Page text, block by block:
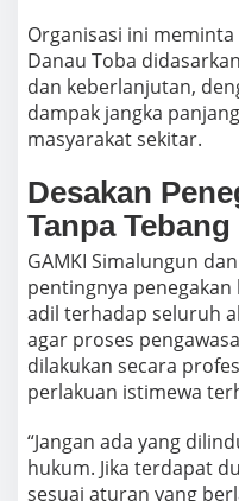
Organisasi ini
Danau Toba
dan keberlanjutan,
dampak jangka
masyarakat sekitar.
Desakan
Tanpa
GAMKI Simalungun
pentingnya
adil terhadap seluruh
agar proses
dilakukan secara
perlakuan istimewa
“Jangan ada yang
hukum. Jika terdapat
sesuai aturan yang